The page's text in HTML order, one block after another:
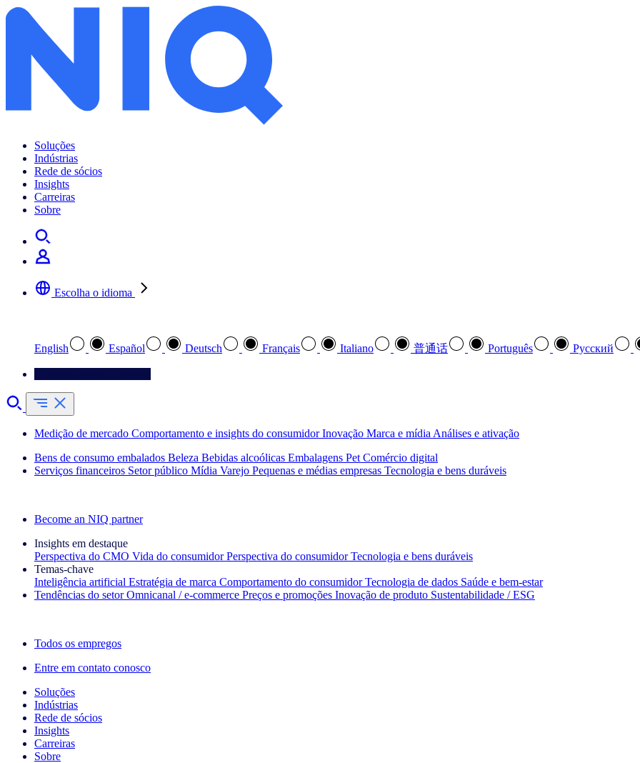
Soluções
Indústrias
Rede de sócios
Insights
Carreiras
Sobre
Escolha o idioma
English Español Deutsch Français Italiano 普通话 Português Pусский
Medição de mercado Comportamento e insights do consumidor Inovação Marca e mídia Análises e ativação
Bens de consumo embalados Beleza Bebidas alcoólicas Embalagens Pet Comércio digital
Serviços financeiros Setor público Mídia Varejo Pequenas e médias empresas Tecnologia e bens duráveis
Become an NIQ partner
Insights em destaque
Perspectiva do CMO Vida do consumidor Perspectiva do consumidor Tecnologia e bens duráveis
Temas‑chave
Inteligência artificial Estratégia de marca Comportamento do consumidor Tecnologia de dados Saúde e bem‑estar
Tendências do setor Omnicanal / e‑commerce Preços e promoções Inovação de produto Sustentabilidade / ESG
Todos os empregos
Entre em contato conosco
Soluções
Indústrias
Rede de sócios
Insights
Carreiras
Sobre